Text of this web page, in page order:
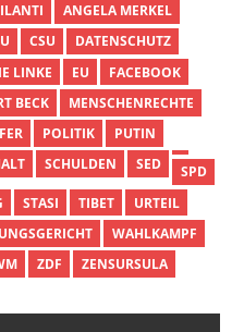
ANGELA MERKEL
CSU
DATENSCHUTZ
LINKE EU
FACEBOOK
BECK
MENSCHENRECHTE
POLITIK
PUTIN
SCHULDEN SED
SPD
STASI TIBET
URTEIL
WAHLKAMPF
ZDF ZENSURSULA